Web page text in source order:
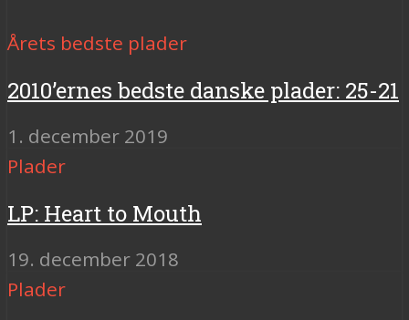
Årets bedste plader
2010’ernes bedste danske plader: 25-21
1. december 2019
Plader
LP: Heart to Mouth
19. december 2018
Plader